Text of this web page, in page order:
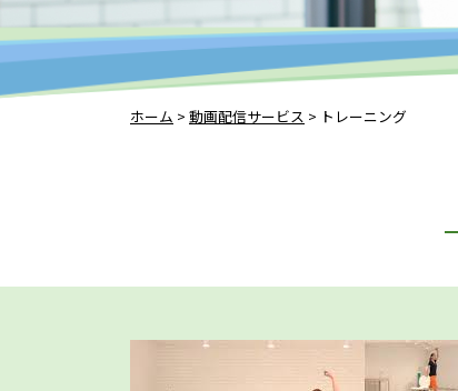
ホーム > 動画配信サービス > トレーニング